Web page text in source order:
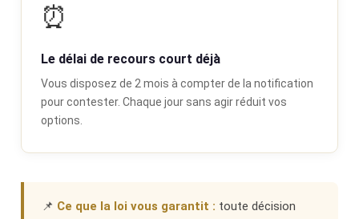
⏰
Le délai de recours court déjà
Vous disposez de 2 mois à compter de la notification
pour contester. Chaque jour sans agir réduit vos
options.
📌 Ce que la loi vous garantit : toute décision